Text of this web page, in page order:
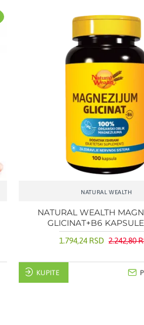
NATURAL WEALTH
NATURAL WEALTH
GLICINAT+B6
1.794,24 RSD 2.242,80
KUPITE